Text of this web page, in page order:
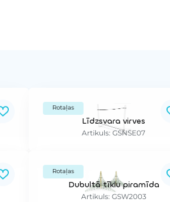
Rotaļas
Līdzsvara virves
Artikuls: GSNSE07
Rotaļas
Dubultā tīklu piramīda
Artikuls: GSW2003